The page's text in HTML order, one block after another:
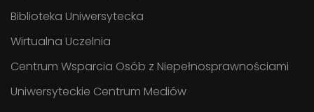
Biblioteka Uniwersytecka
Wirtualna Uczelnia
Centrum Wsparcia Osób z Niepełnosprawnościami
Uniwersyteckie Centrum Mediów